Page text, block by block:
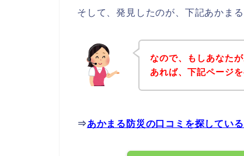
そして、発見したのが、下記あかま
なので、もしあなた
あれば、下記ページ
⇒あかまる防災の口コミを探してい